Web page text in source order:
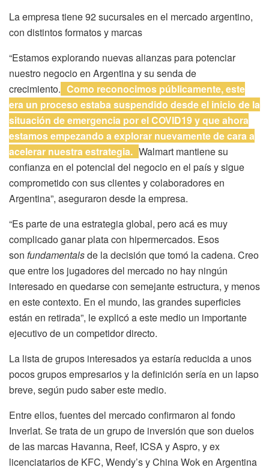
La empresa tiene 92 sucursales en el mercado argentino,
con distintos formatos y marcas
“Estamos explorando nuevas alianzas para potenciar
nuestro negocio en Argentina y su senda de
crecimiento. Como reconocimos públicamente, este
era un proceso estaba suspendido desde el inicio de la
situación de emergencia por el COVID19 y que ahora
estamos empezando a explorar nuevamente de cara a
acelerar nuestra estrategia. Walmart mantiene su
confianza en el potencial del negocio en el país y sigue
comprometido con sus clientes y colaboradores en
Argentina”, aseguraron desde la empresa.
“Es parte de una estrategia global, pero acá es muy
complicado ganar plata con hipermercados. Esos
son fundamentalsde la decisión que tomó la cadena. Creo
que entre los jugadores del mercado no hay ningún
interesado en quedarse con semejante estructura, y menos
en este contexto. En el mundo, las grandes superficies
están en retirada”, le explicó a este medio un importante
ejecutivo de un competidor directo.
La lista de grupos interesados ya estaría reducida a unos
pocos grupos empresarios y la definición sería en un lapso
breve, según pudo saber este medio.
Entre ellos, fuentes del mercado confirmaron al fondo
Inverlat. Se trata de un grupo de inversión que son duelos
de las marcas Havanna, Reef, ICSA y Aspro, y ex
licenciatarios de KFC, Wendy’s y China Wok en Argentina